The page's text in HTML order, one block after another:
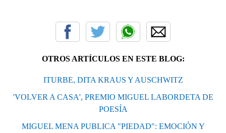
OTROS ARTÍCULOS EN ESTE BLOG:
ITURBE, DITA KRAUS Y AUSCHWITZ
'VOLVER A CASA', PREMIO MIGUEL LABORDETA DE
POESÍA
MIGUEL MENA PUBLICA "PIEDAD": EMOCIÓN Y